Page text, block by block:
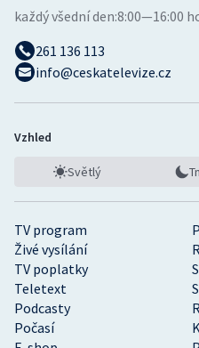
TV program
Živé vysílání
TV poplatky
Teletext
Podcasty
Počasí
každý všední den:8:00—16:00
261 136 113
info@ceskatelevize.cz
Vzhled
Světlý